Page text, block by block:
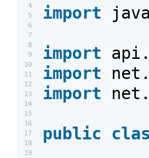
4
5
6
7
8
9
10
11
12
13
14
15
16
17
18
19
import
import
import
import
public